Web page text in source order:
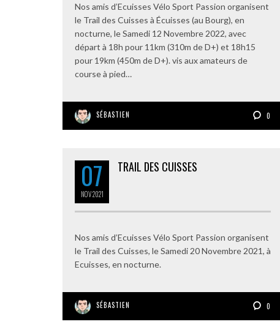
Nos amis d’Ecuisses Vélo Sport Passion organisent
le Trail des Cuisses à Écuisses (au Bourg), en
nocturne, le Samedi 12 Novembre 2022, avec
départ à 18h pour 11km (310m de D+) et 18h15
pour 19km (450m de D+). vis aux amateurs de
course à pied…
SÉBASTIEN 0
07
NOV2021
TRAIL DES CUISSES
Nos amis d’Ecuisses Vélo Sport Passion organisent
le Trail des Cuisses, le Samedi 20 Novembre 2021, à
Ecuisses, en nocturne.
SÉBASTIEN 0